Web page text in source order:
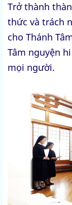
Trở thành
thức và trách
cho Thánh
Tâm nguyện
mọi người.